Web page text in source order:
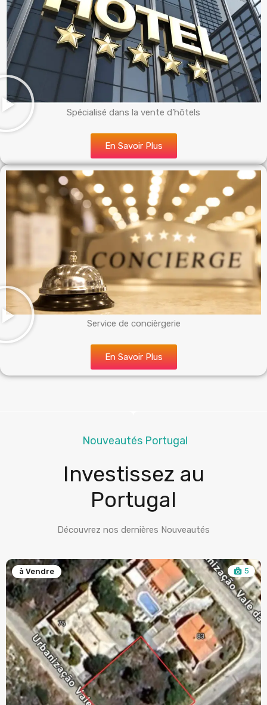
Spécialisé dans la vente d’hôtels
En Savoir Plus
Service de concièrgerie
En Savoir Plus
Nouveautés Portugal
Investissez au
Portugal
Découvrez nos dernières Nouveautés
à Vendre 5